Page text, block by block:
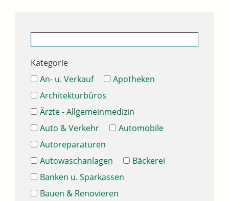
Kategorie
An- u. Verkauf
Apotheken
Architekturbüros
Ärzte - Allgemeinmedizin
Auto & Verkehr
Automobile
Autoreparaturen
Autowaschanlagen
Bäckerei
Banken u. Sparkassen
Bauen & Renovieren